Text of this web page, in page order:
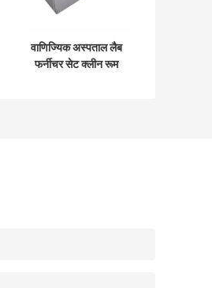
वाणिज्यिक अस्पताल लैब
फर्नीचर सेट क्लीन रूम